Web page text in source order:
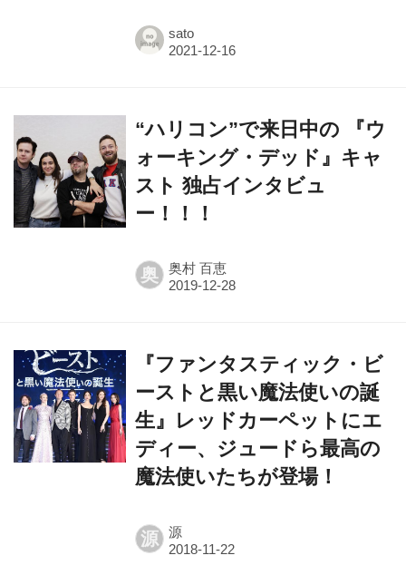
sato
“ハリコン”で来日中の 『ウ
ォーキング・デッド』キャ
スト 独占インタビュ
ー！！！
奥 奥村 百恵
『ファンタスティック・ビ
ーストと黒い魔法使いの誕
生』レッドカーペットにエ
ディー、ジュードら最高の
魔法使いたちが登場！
源 源